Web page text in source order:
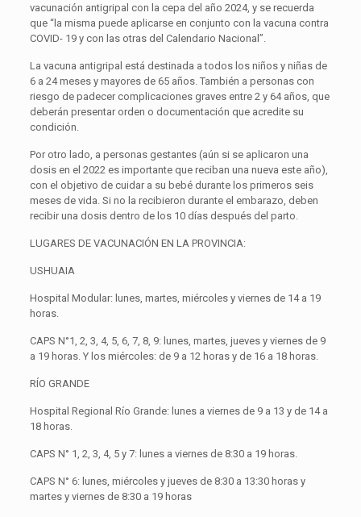
vacunación antigripal con la cepa del año 2024, y se recuerda
que “la misma puede aplicarse en conjunto con la vacuna contra
COVID- 19 y con las otras del Calendario Nacional”.
La vacuna antigripal está destinada a todos los niños y niñas de
6 a 24 meses y mayores de 65 años. También a personas con
riesgo de padecer complicaciones graves entre 2 y 64 años, que
deberán presentar orden o documentación que acredite su
condición.
Por otro lado, a personas gestantes (aún si se aplicaron una
dosis en el 2022 es importante que reciban una nueva este año),
con el objetivo de cuidar a su bebé durante los primeros seis
meses de vida. Si no la recibieron durante el embarazo, deben
recibir una dosis dentro de los 10 días después del parto.
LUGARES DE VACUNACIÓN EN LA PROVINCIA:
USHUAIA
Hospital Modular: lunes, martes, miércoles y viernes de 14 a 19
horas.
CAPS N°1, 2, 3, 4, 5, 6, 7, 8, 9: lunes, martes, jueves y viernes de 9
a 19 horas. Y los miércoles: de 9 a 12 horas y de 16 a 18 horas.
RÍO GRANDE
Hospital Regional Río Grande: lunes a viernes de 9 a 13 y de 14 a
18 horas.
CAPS N° 1, 2, 3, 4, 5 y 7: lunes a viernes de 8:30 a 19 horas.
CAPS N° 6: lunes, miércoles y jueves de 8:30 a 13:30 horas y
martes y viernes de 8:30 a 19 horas